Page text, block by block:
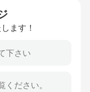
ます！